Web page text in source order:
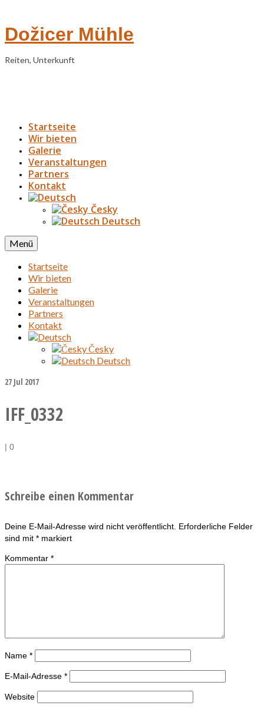
Dožicer Mühle
Reiten, Unterkunft
Startseite
Wir bieten
Galerie
Veranstaltungen
Partners
Kontakt
Česky
Deutsch
Menü
Startseite
Wir bieten
Galerie
Veranstaltungen
Partners
Kontakt
Česky
Deutsch
27 Jul 2017
IFF_0332
| 0
Schreibe einen Kommentar
Deine E-Mail-Adresse wird nicht veröffentlicht. Erforderliche Felder
sind mit * markiert
Kommentar *
Name *
E-Mail-Adresse *
Website